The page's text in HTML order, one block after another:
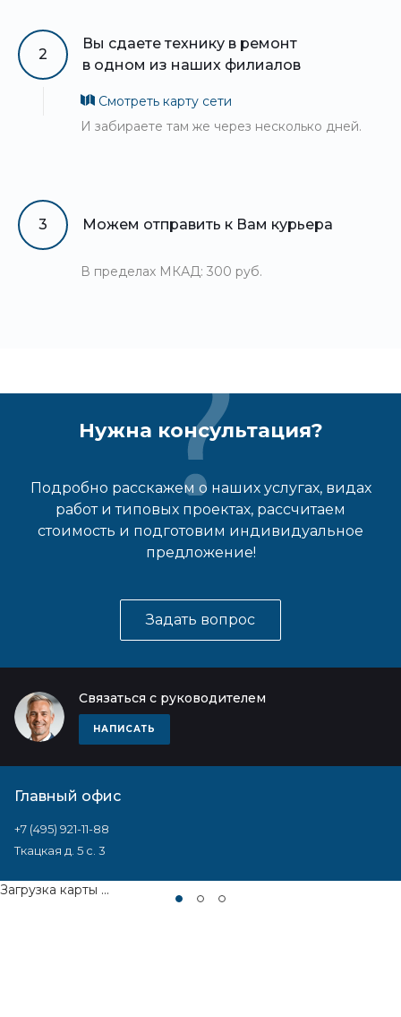
2
Вы сдаете технику в ремонт
в одном из наших филиалов
Смотреть карту сети
И забираете там же через несколько дней.
3 Можем отправить к Вам курьера
В пределах МКАД: 300 руб.
Нужна консультация?
Подробно расскажем о наших услугах, видах
работ и типовых проектах, рассчитаем
стоимость и подготовим индивидуальное
предложение!
Задать вопрос
Связаться с руководителем
НАПИСАТЬ
Главный офис
+7 (495) 921-11-88
Ткацкая д. 5 с. 3
Загрузка карты ...